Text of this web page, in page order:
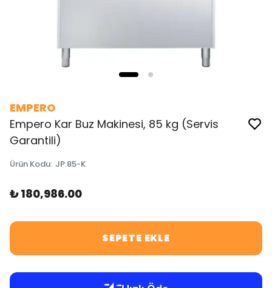
EMPERO
Empero Kar Buz Makinesi, 85 kg (Servis
Garantili)
Ürün Kodu: JP.85-K
₺ 180,986.00
SEPETE EKLE